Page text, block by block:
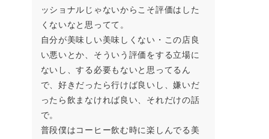
ッショナルじゃないからこそ評価はした
くないなと思ってて。
自分が美味しい美味しくない・この店良
い悪いとか、そういう評価をする立場に
ないし、する必要もないと思ってるん
で、好きだったら行けば良いし、嫌いだ
ったら飲まなければ良い、それだけの話
で。
普段僕はコーヒー飲む時に楽しんでる美